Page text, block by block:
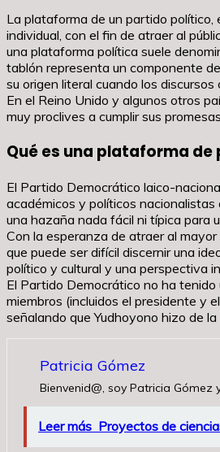
La plataforma de un partido
individual, con el fin de atraer al
una plataforma política suele
tablón representa un componente
su origen literal cuando los
En el Reino Unido y algunos otros
muy proclives a cumplir sus
Qué es una plataforma
El Partido Democrático laico-
académicos y políticos
una hazaña nada fácil ni típica para
Con la esperanza de atraer al
que puede ser difícil discernir una
político y cultural y una perspectiva
El Partido Democrático no ha
miembros (incluidos el presidente y
señalando que Yudhoyono hizo de
Patricia Gómez
Bienvenid@, soy Patricia
Leer más Proyectos de